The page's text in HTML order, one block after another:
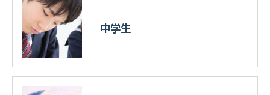
中学生